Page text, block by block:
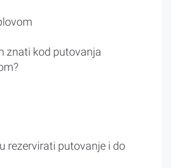
znati kod putovanja
rezervirati putovanje i do